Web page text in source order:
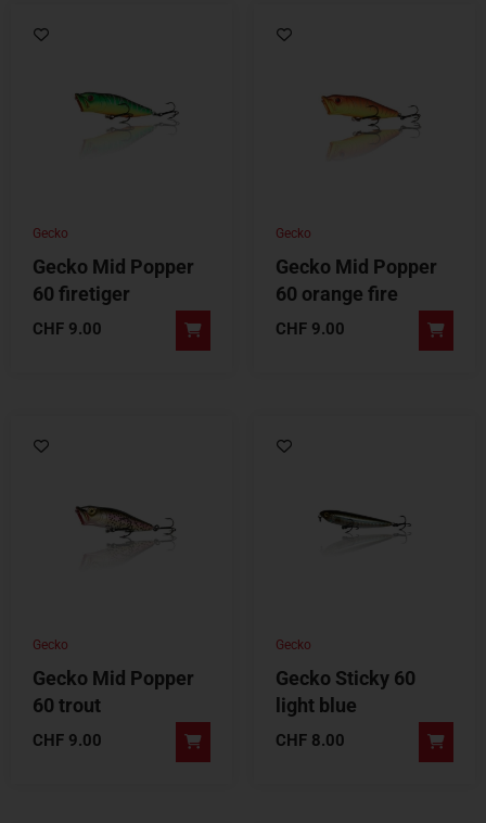
Gecko
Gecko Mid Popper
60 firetiger
CHF 9.00
Gecko
Gecko Mid Popper
60 orange fire
CHF 9.00
Gecko
Gecko Mid Popper
60 trout
CHF 9.00
Gecko
Gecko Sticky 60
light blue
CHF 8.00